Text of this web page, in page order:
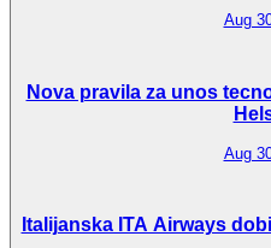
Aug
Nova pravila za unos
Aug
Italijanska ITA Airways